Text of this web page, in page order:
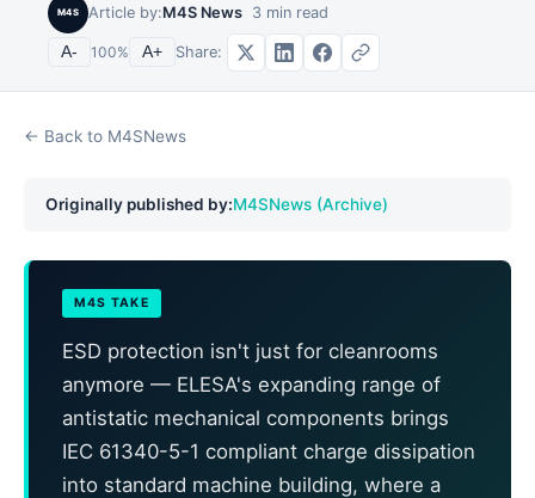
M4S Article by:M4S News 3 min read
A- 100% A+ Share:
← Back to M4SNews
Originally published by:M4SNews (Archive)
M4S TAKE
ESD protection isn't just for cleanrooms
anymore — ELESA's expanding range of
antistatic mechanical components brings
IEC 61340-5-1 compliant charge dissipation
into standard machine building, where a